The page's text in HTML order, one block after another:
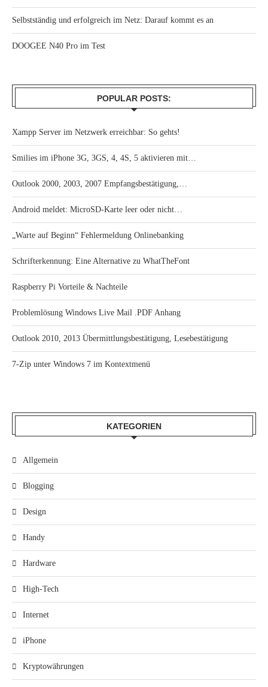
Selbstständig und erfolgreich im Netz: Darauf kommt es an
DOOGEE N40 Pro im Test
POPULAR POSTS:
Xampp Server im Netzwerk erreichbar: So gehts!
Smilies im iPhone 3G, 3GS, 4, 4S, 5 aktivieren mit…
Outlook 2000, 2003, 2007 Empfangsbestätigung,…
Android meldet: MicroSD-Karte leer oder nicht…
„Warte auf Beginn“ Fehlermeldung Onlinebanking
Schrifterkennung: Eine Alternative zu WhatTheFont
Raspberry Pi Vorteile & Nachteile
Problemlösung Windows Live Mail .PDF Anhang
Outlook 2010, 2013 Übermittlungsbestätigung, Lesebestätigung
7-Zip unter Windows 7 im Kontextmenü
KATEGORIEN
Allgemein
Blogging
Design
Handy
Hardware
High-Tech
Internet
iPhone
Kryptowährungen